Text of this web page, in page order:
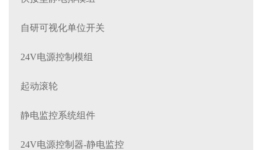
自研可视化单位开关
24V电源控制模组
起动滚轮
静电监控系统组件
24V电源控制器-静电监控